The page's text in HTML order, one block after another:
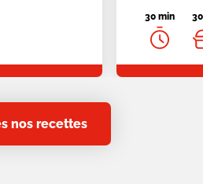
30 min
nos recettes